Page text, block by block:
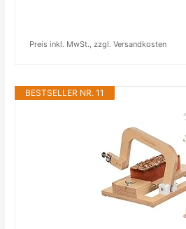
Preis inkl. MwSt., zzgl. Versandkosten
BESTSELLER NR. 11